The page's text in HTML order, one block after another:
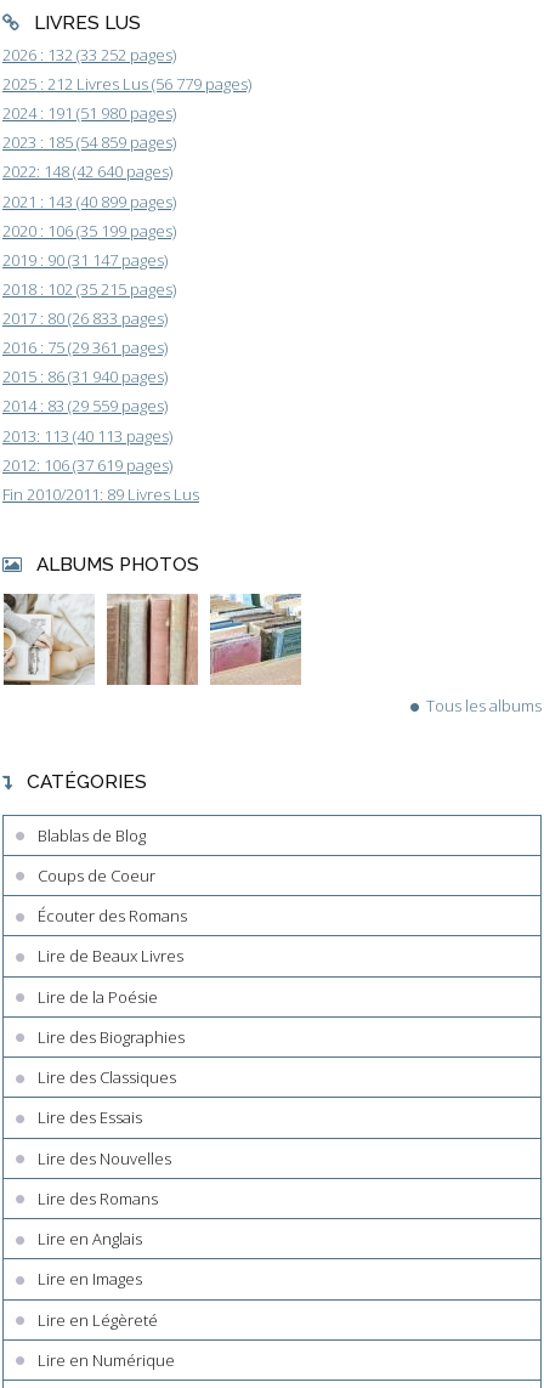
LIVRES LUS
2026 : 132 (33 252 pages)
2025 : 212 Livres Lus (56 779 pages)
2024 : 191 (51 980 pages)
2023 : 185 (54 859 pages)
2022: 148 (42 640 pages)
2021 : 143 (40 899 pages)
2020 : 106 (35 199 pages)
2019 : 90 (31 147 pages)
2018 : 102 (35 215 pages)
2017 : 80 (26 833 pages)
2016 : 75 (29 361 pages)
2015 : 86 (31 940 pages)
2014 : 83 (29 559 pages)
2013: 113 (40 113 pages)
2012: 106 (37 619 pages)
Fin 2010/2011: 89 Livres Lus
ALBUMS PHOTOS
Tous les albums
CATÉGORIES
Blablas de Blog
Coups de Coeur
Écouter des Romans
Lire de Beaux Livres
Lire de la Poésie
Lire des Biographies
Lire des Classiques
Lire des Essais
Lire des Nouvelles
Lire des Romans
Lire en Anglais
Lire en Images
Lire en Légèreté
Lire en Numérique